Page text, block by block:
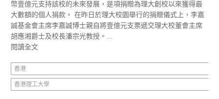
幣壹億元支持該校的未來發展，是項捐贈為理大創校以來獲得最
大數額的個人捐款。 在昨日於理大校園舉行的捐贈儀式上，李嘉
誠基金會主席李嘉誠博士親自將壹億元支票遞交理大校董會主席
胡應湘爵士及校長潘宗光教授。...
閱讀全文
香港
香港理工大學